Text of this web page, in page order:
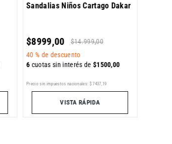
Sandalias Niños Cartago Dakar
$8999,00 $14.999,00
40 % de descuento
6cuotas sin interés de$1500,00
Precio sin impuestos nacionales: $ 7437,19
VISTA RÁPIDA